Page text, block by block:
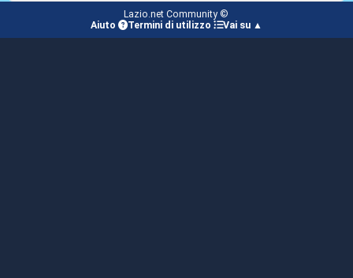
Lazio.net Community ©
Aiuto
Termini di utilizzo Vai su ▲